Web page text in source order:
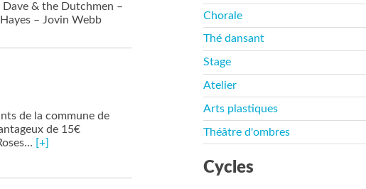
Dave & the Dutchmen –
– Jovin Webb
de la commune de
de 15€
[+]
Chorale
Thé dansant
Stage
Atelier
Arts plastiques
Théâtre d'ombres
Cycles